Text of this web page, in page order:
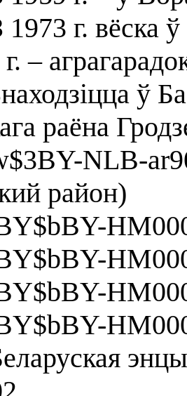
1973 г. вёска
–
ў
раёна
NLB-
район)